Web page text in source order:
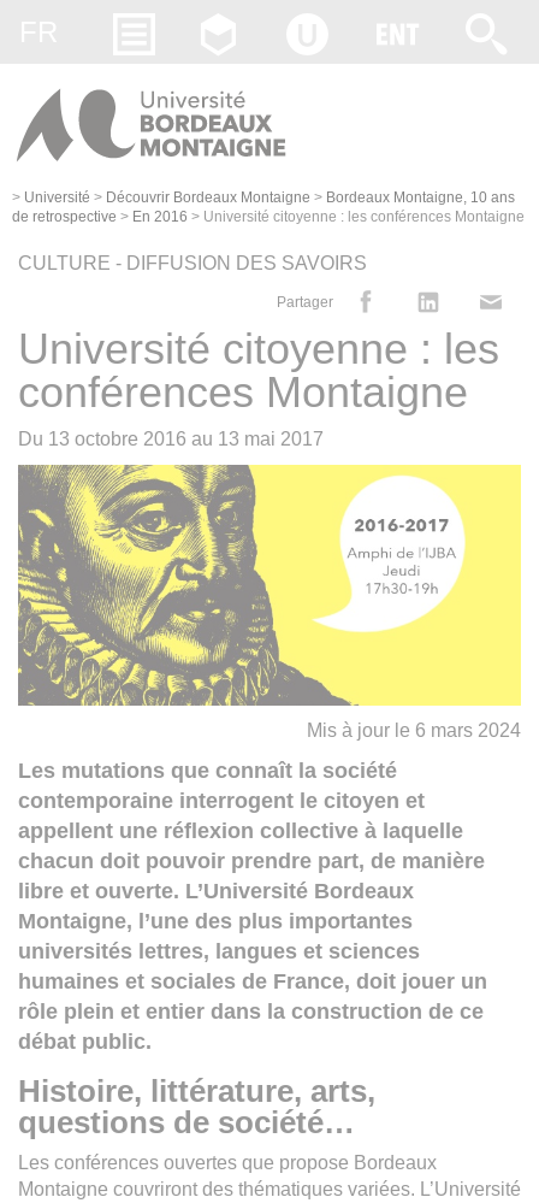
> Université > Découvrir Bordeaux Montaigne > Bordeaux Montaigne, 10 ans
de retrospective > En 2016 > Université citoyenne : les conférences Montaigne
CULTURE - DIFFUSION DES SAVOIRS
Partager
Université citoyenne : les
conférences Montaigne
Du 13 octobre 2016 au 13 mai 2017
Mis à jour le 6 mars 2024
Les mutations que connaît la société
contemporaine interrogent le citoyen et
appellent une réflexion collective à laquelle
chacun doit pouvoir prendre part, de manière
libre et ouverte. L’Université Bordeaux
Montaigne, l’une des plus importantes
universités lettres, langues et sciences
humaines et sociales de France, doit jouer un
rôle plein et entier dans la construction de ce
débat public.
Histoire, littérature, arts,
questions de société…
Les conférences ouvertes que propose Bordeaux
Montaigne couvriront des thématiques variées. L’Université